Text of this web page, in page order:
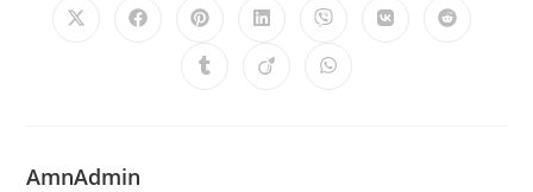
AmnAdmin